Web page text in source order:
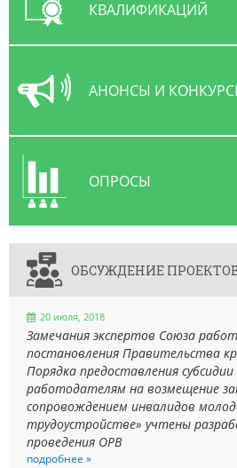
КВАЛИФИКАЦИЙ
АНОНСЫ И
ОПРОСЫ
ОБСУЖДЕНИЕ
20 июля, 2018
Замечания экспертов Союза
постановления Правительства
Порядка предоставления
работодателям на возмещение
сопровождением инвалидов
трудоустройстве» учтены
проведения ОРВ
подробнее »